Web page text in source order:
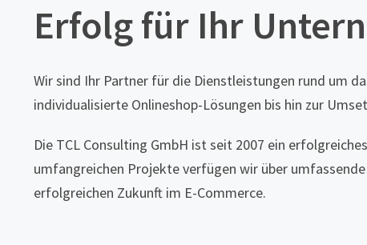
Erfolg für Ihr
Wir sind Ihr Partner für die Dienstleistungen rund um
individualisierte Onlineshop-Lösungen bis hin zur
Die TCL Consulting GmbH ist seit 2007 ein
umfangreichen Projekte verfügen wir über
erfolgreichen Zukunft im E-Commerce.